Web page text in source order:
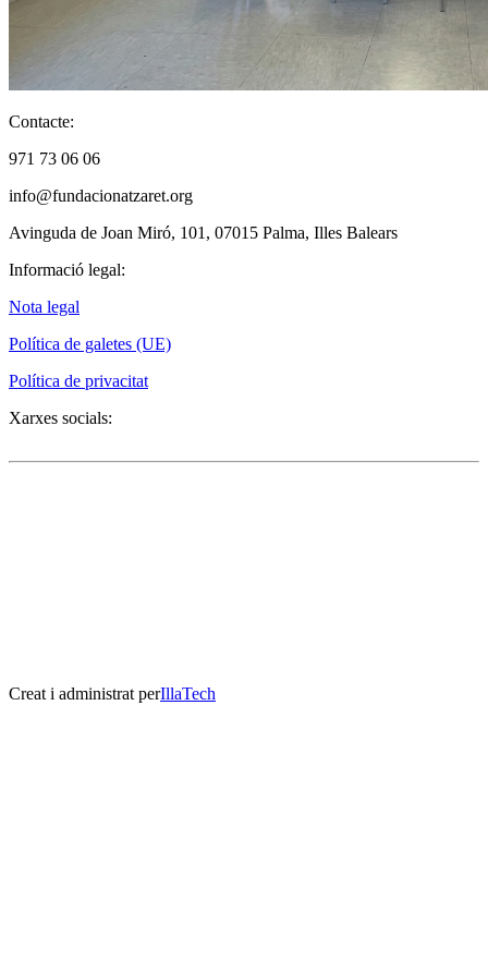
Contacte:
971 73 06 06
info@fundacionatzaret.org
Avinguda de Joan Miró, 101, 07015 Palma, Illes Balears
Informació legal:
Nota legal
Política de galetes (UE)
Política de privacitat
Xarxes socials:
Creat i administrat perIllaTech